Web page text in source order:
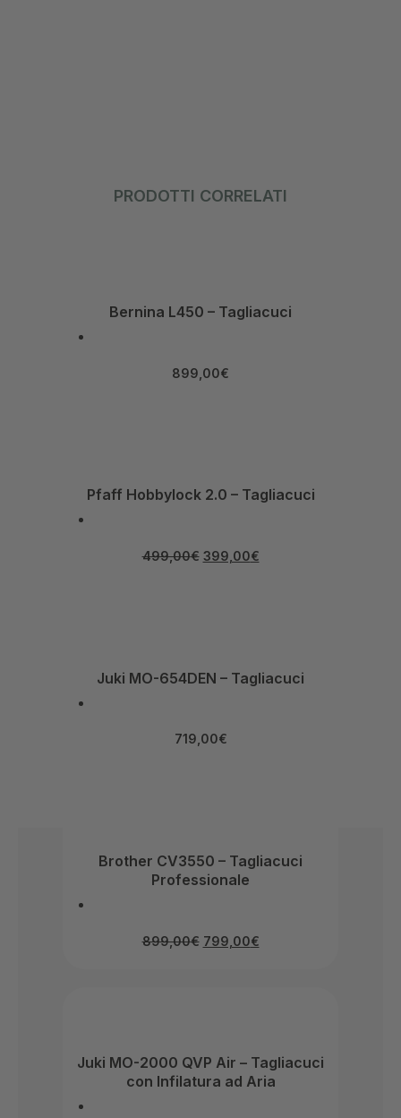
PRODOTTI CORRELATI
Bernina L450 – Tagliacuci
899,00€
Pfaff Hobbylock 2.0 – Tagliacuci
499,00€ 399,00€
Juki MO-654DEN – Tagliacuci
719,00€
Brother CV3550 – Tagliacuci
Professionale
899,00€ 799,00€
Juki MO-2000 QVP Air – Tagliacuci
con Infilatura ad Aria